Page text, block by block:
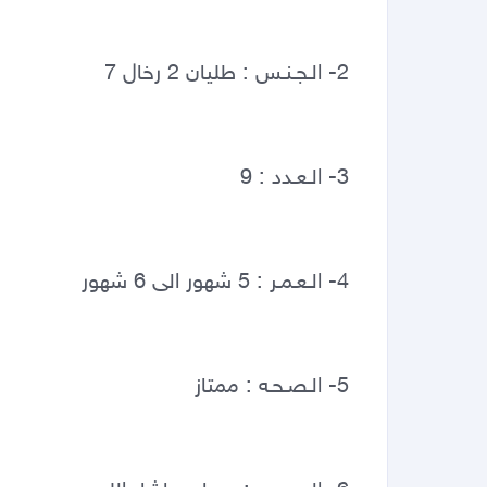
2- الـجـنـس : طليان 2 رخال 7
3- الـعـدد : 9
4- الـعـمـر : 5 شهور الى 6 شهور
5- الـصـحـه : ممتاز